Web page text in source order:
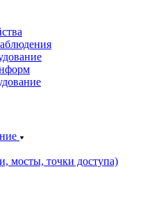
мосты, точки доступа)